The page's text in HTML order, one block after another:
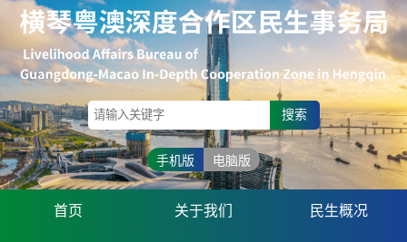
搜索
手机版 电脑版
首页 关于我们 民生概况